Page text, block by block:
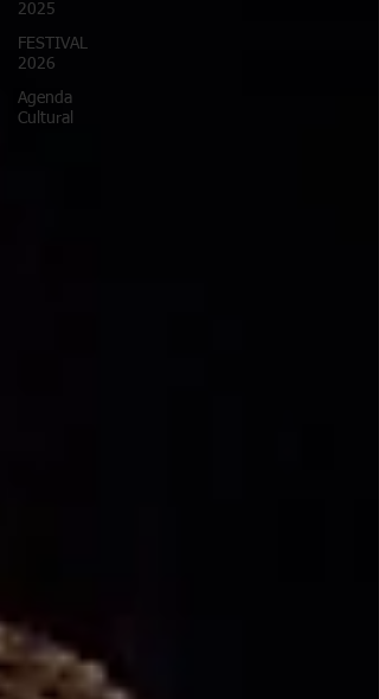
2025
FESTIVAL
2026
Agenda
Cultural